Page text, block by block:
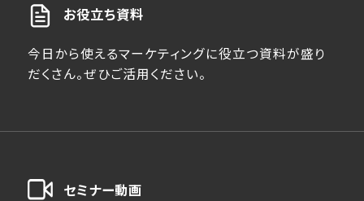
お役立ち資料
今日から使えるマーケティングに役立つ資料が盛り
だくさん。ぜひご活用ください。
セミナー動画